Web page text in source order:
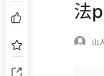
法
山